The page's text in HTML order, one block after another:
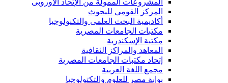
المركز القومى للبحوث
أكاديمية البحث العلمى والتكنولوجيا
مكتبات الجامعات المصرية
مكتبة الإسكندرية
المعاهد والمراكز الثقافية
إتحاد مكتبات الجامعات المصرية
مجمع اللغة العربية
بوابة مصر للعلوم والتكتولوجيا